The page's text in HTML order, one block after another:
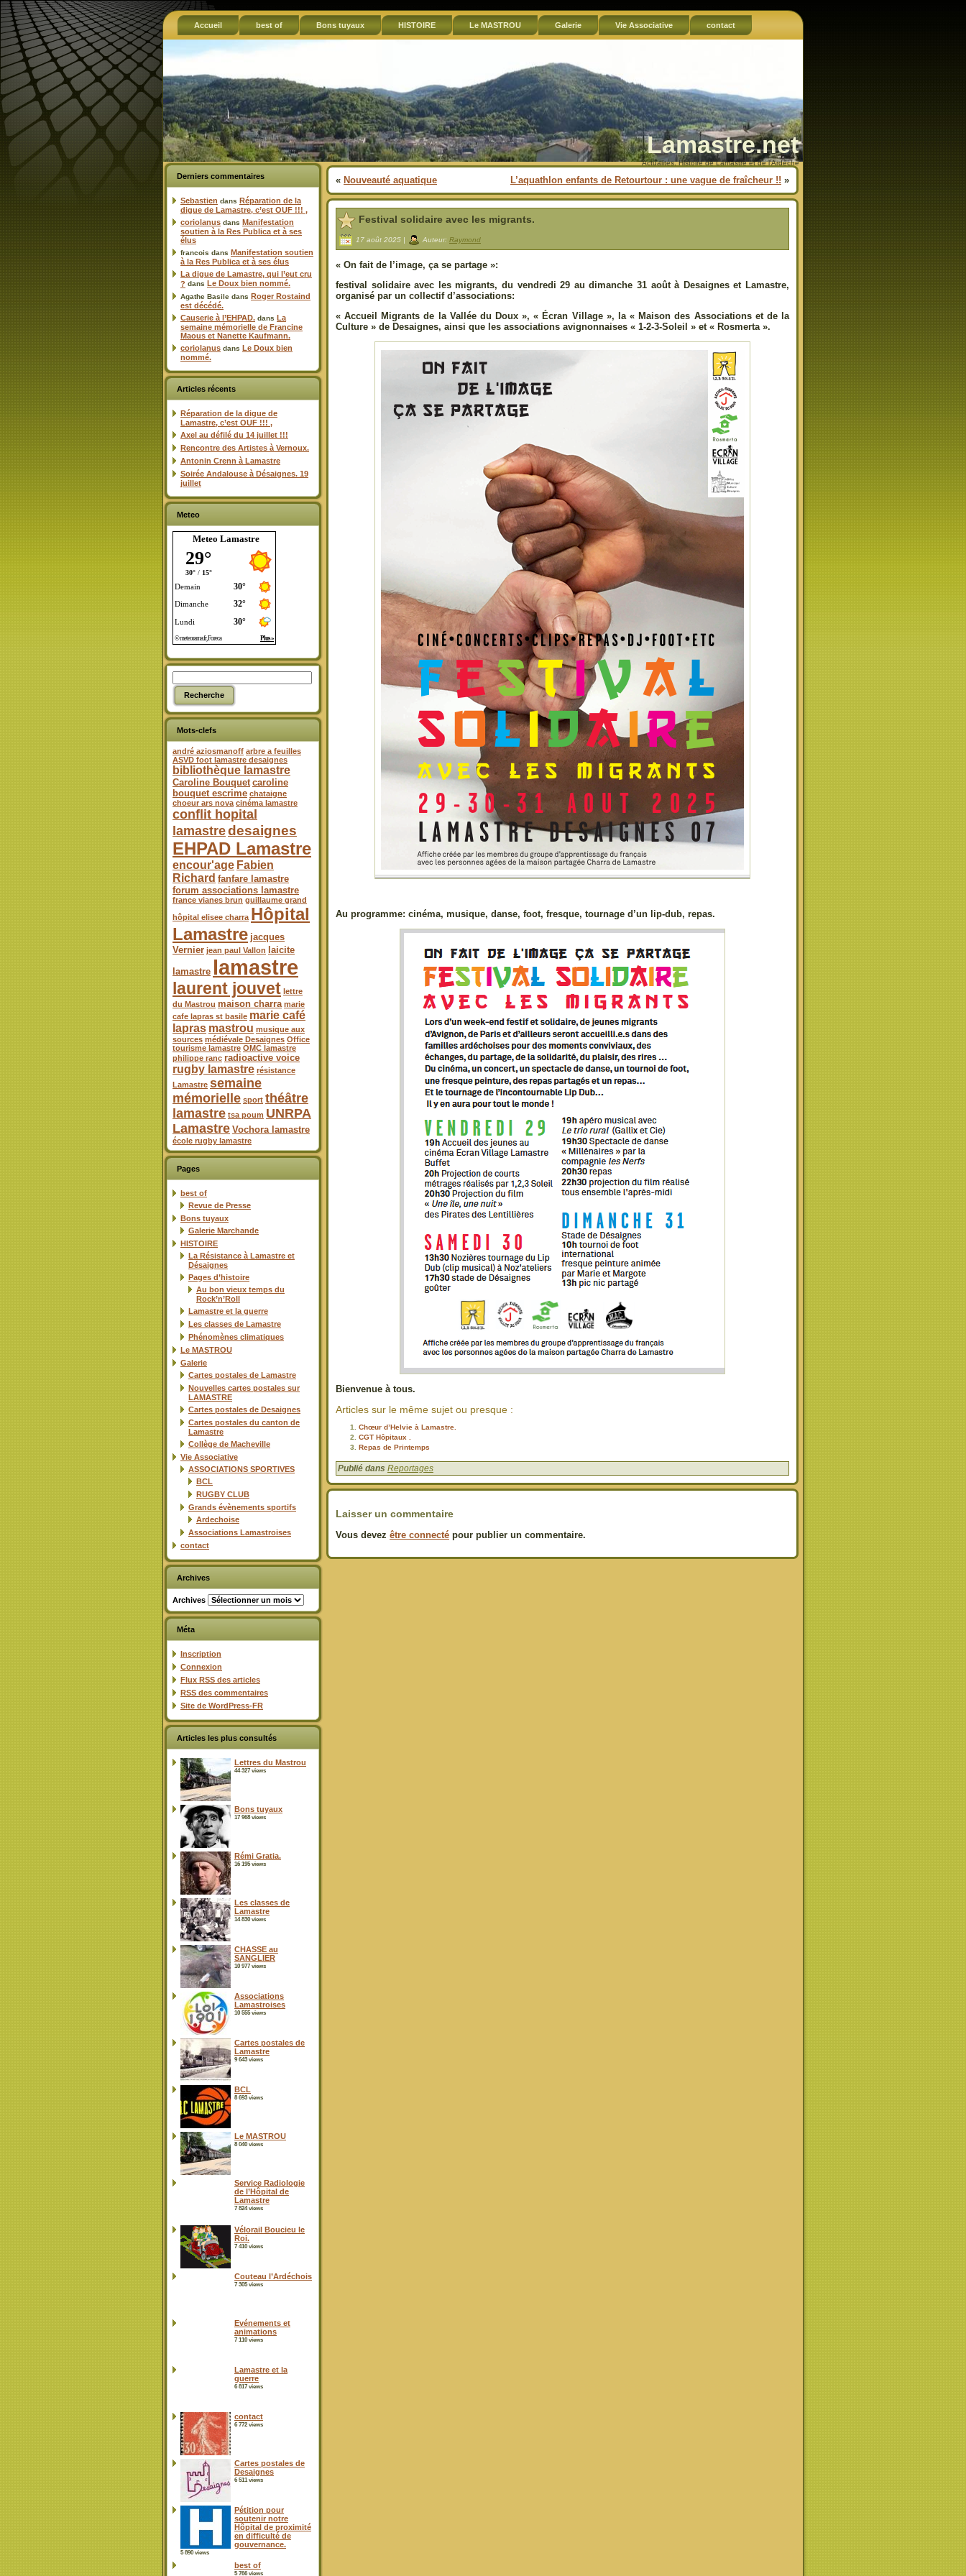
Accueil best of Bons tuyaux HISTOIRE Le MASTROU Galerie Vie Associative contact
Lamastre.net
Actualités, Histoire de Lamastre et de l'Ardèche
Derniers commentaires
Sebastien dans Réparation de la
digue de Lamastre, c’est OUF !!! ,
coriolanus dans Manifestation
soutien à la Res Publica et à ses
élus
francois dans Manifestation soutien
à la Res Publica et à ses élus
La digue de Lamastre, qui l’eut cru
? dans Le Doux bien nommé.
Agathe Basile dans Roger Rostaind
est décédé.
Causerie à l’EHPAD. dans La
semaine mémorielle de Francine
Maous et Nanette Kaufmann.
coriolanus dans Le Doux bien
nommé.
Articles récents
Réparation de la digue de
Lamastre, c’est OUF !!! ,
Axel au défilé du 14 juillet !!!
Rencontre des Artistes à Vernoux.
Antonin Crenn à Lamastre
Soirée Andalouse à Désaignes. 19
juillet
Meteo
Meteo Lamastre
Mots-clefs
andré aziosmanoff arbre a feuilles
ASVD foot lamastre desaignes
bibliothèque lamastre
Caroline Bouquet caroline
bouquet escrime chataigne
choeur ars nova cinéma lamastre
conflit hopital
lamastredesaignes
EHPAD Lamastre
encour'age Fabien
Richard fanfare lamastre
forum associations lamastre
france vianes brun guillaume grand
hôpital elisee charra Hôpital
Lamastre jacques
Vernier jean paul Vallon
laicite
lamastre lamastre
laurent jouvet lettre
du Mastrou maison charra marie
cafe lapras st basile marie café
lapras mastrou musique aux
sources médiévale Desaignes Office
tourisme lamastre OMC lamastre
philippe ranc radioactive voice
rugby lamastre résistance
Lamastre semaine
mémorielle sport théâtre
lamastre tsa poum UNRPA
Lamastre Vochora lamastre
école rugby lamastre
Pages
best of
Revue de Presse
Bons tuyaux
Galerie Marchande
HISTOIRE
La Résistance à Lamastre et
Désaignes
Pages d’histoire
Au bon vieux temps du
Rock’n’Roll
Lamastre et la guerre
Les classes de Lamastre
Phénomènes climatiques
Le MASTROU
Galerie
Cartes postales de Lamastre
Nouvelles cartes postales sur
LAMASTRE
Cartes postales de Desaignes
Cartes postales du canton de
Lamastre
Collège de Macheville
Vie Associative
ASSOCIATIONS SPORTIVES
BCL
RUGBY CLUB
Grands évènements sportifs
Ardechoise
Associations Lamastroises
contact
Archives
Archives
Méta
Inscription
Connexion
Flux RSS des articles
RSS des commentaires
Site de WordPress-FR
Articles les plus consultés
Lettres du Mastrou
44 327 views
Bons tuyaux
17 968 views
Rémi Gratia.
16 195 views
Les classes de
Lamastre
14 830 views
CHASSE au
SANGLIER
10 977 views
Associations
Lamastroises
10 555 views
Cartes postales de
Lamastre
9 643 views
BCL
8 693 views
Le MASTROU
8 040 views
Service Radiologie
de l’Hôpital de
Lamastre
7 824 views
Vélorail Boucieu le
Roi.
7 410 views
Couteau l’Ardéchois
7 305 views
Evénements et
animations
7 110 views
Lamastre et la
guerre
6 817 views
contact
6 772 views
Cartes postales de
Desaignes
6 511 views
Pétition pour
soutenir notre
Hôpital de proximité
en difficulté de
gouvernance.
5 890 views
best of
5 766 views
« Nouveauté aquatique L’aquathlon enfants de Retourtour : une vague de fraîcheur !! »
Festival solidaire avec les migrants.
17 août 2025 | Auteur: Raymond
« On fait de l’image, ça se partage »:
festival solidaire avec les migrants, du vendredi 29 au dimanche 31 août à Desaignes et Lamastre,
organisé par un collectif d’associations:
« Accueil Migrants de la Vallée du Doux », « Écran Village », la « Maison des Associations et de la
Culture » de Desaignes, ainsi que les associations avignonnaises « 1-2-3-Soleil » et « Rosmerta ».
Au programme: cinéma, musique, danse, foot, fresque, tournage d’un lip-dub, repas.
Bienvenue à tous.
Articles sur le même sujet ou presque :
Chœur d’Helvie à Lamastre.
CGT Hôpitaux .
Repas de Printemps
Publié dans Reportages
Laisser un commentaire
Vous devez être connecté pour publier un commentaire.